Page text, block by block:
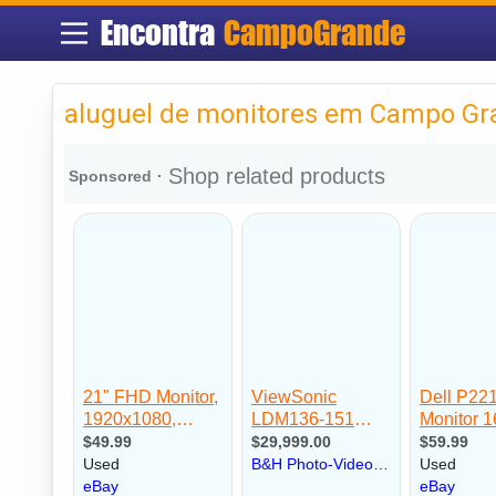
Encontra CampoGrande
aluguel de monitores em Campo